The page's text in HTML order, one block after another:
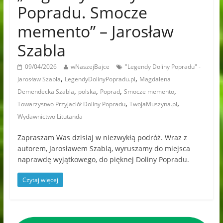
Popradu. Smocze
memento” – Jarosław
Szabla
09/04/2026 wNaszejBajce
"Legendy Doliny Popradu" -
Jarosław Szabla, LegendyDolinyPopradu.pl, Magdalena
Demendecka Szabla, polska, Poprad, Smocze memento,
Towarzystwo Przyjaciół Doliny Popradu, TwojaMuszyna.pl,
Wydawnictwo Litutanda
Zapraszam Was dzisiaj w niezwykłą podróż. Wraz z
autorem, Jarosławem Szablą, wyruszamy do miejsca
naprawdę wyjątkowego, do pięknej Doliny Popradu.
Czytaj więcej